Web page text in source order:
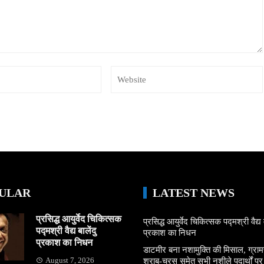
प्रसिद्ध आयुर्वेद चिकित्सक
पद्मश्री वैद्य बालेंदु
प्रकाश का निधन
August 7, 2026
LATEST NEWS
प्रसिद्ध आयुर्वेद चिकित्सक पद्मश्री वैद्य
प्रकाश का निधन
डाटमीर बना नशामुक्ति की मिसाल,
शराब-चरस समेत सभी नशीले पदार्थों पर